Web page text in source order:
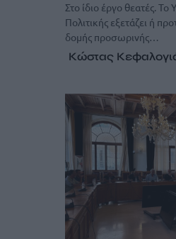
Στο ίδιο έργο θεατές.
Πολιτικής εξετάζει ή
δομής προσωρινής…
Κώστας